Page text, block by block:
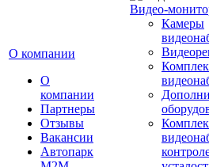
О компании
О
компании
Партнеры
Отзывы
Вакансии
Автопарк
Видео-
Камеры